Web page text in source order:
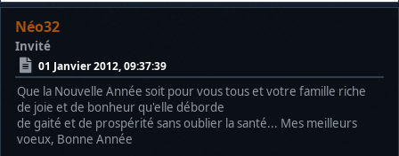
Néo32
Invité
01 Janvier 2012, 09:37:39
Que la Nouvelle Année soit pour vous tous et votre famille riche
de joie et de bonheur qu'elle déborde
de gaité et de prospérité sans oublier la santé... Mes meilleurs
voeux, Bonne Année